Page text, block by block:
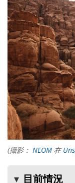
(攝影： NEOM 在
目前情況